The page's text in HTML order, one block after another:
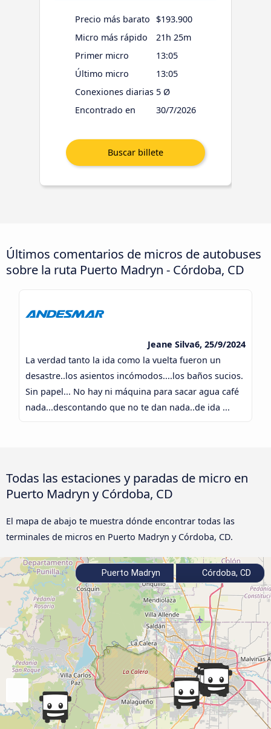
Precio más barato
$193.900
Micro más rápido
21h 25m
Primer micro
13:05
Último micro
13:05
Conexiones diarias 5 Ø
Encontrado en
30/7/2026
Últimos comentarios de micros de autobuses
sobre la ruta Puerto Madryn - Córdoba, CD
Jeane Silva6, 25/9/2024
La verdad tanto la ida como la vuelta fueron un
desastre..los asientos incómodos....los baños sucios.
Sin papel... No hay ni máquina para sacar agua café
nada...descontando que no te dan nada..de ida ...
Todas las estaciones y paradas de micro en
Puerto Madryn y Córdoba, CD
El mapa de abajo te muestra dónde encontrar todas las
terminales de micros en Puerto Madryn y Córdoba, CD.
Puerto Madryn Córdoba, CD